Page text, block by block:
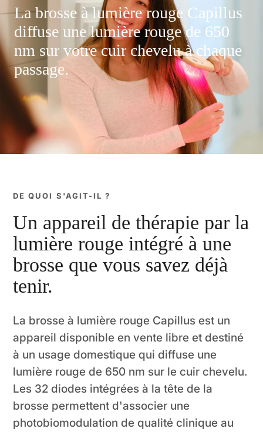
La brosse à lumière rouge Capillus
diffuse une lumière rouge de 650
nm sur votre cuir chevelu à chaque
passage.
DE QUOI S'AGIT-IL ?
Un appareil de thérapie par la
lumière rouge intégré à une
brosse que vous savez déjà
tenir.
La brosse à lumière rouge Capillus est un
appareil disponible en vente libre et destiné
à un usage domestique qui diffuse une
lumière rouge de 650 nm sur le cuir chevelu.
Les 32 diodes intégrées à la tête de la
brosse permettent d'associer une
photobiomodulation de qualité clinique au